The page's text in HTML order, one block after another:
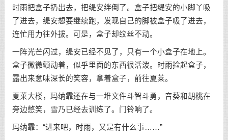
时雨把盒子扔出去，把缇安绊倒了。盒子把缇安的小脚丫吸
了进去，缇安想要继续跑，发现自己的脚被盒子吸了进去，
连忙用力往外拔。可是，盒子却纹丝不动。
一阵光芒闪过，缇安已经不见了，只有一个小盒子在地上。
盒子微微颤动着，似乎里面的东西很活泼。时雨捡起盒子，
露出来意味深长的笑容，拿着盒子，前往夏莱。
夏莱大楼，玛纳霏还在与一堆文件斗智斗勇，音葵和胡桃在
旁边憋笑，雪乃已经去训练了。门铃响了。
玛纳霏：“进来吧，时雨，又是有什么事……”